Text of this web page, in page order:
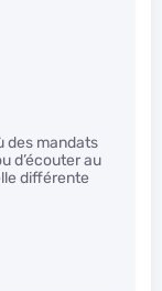
des mandats
d’écouter au
différente